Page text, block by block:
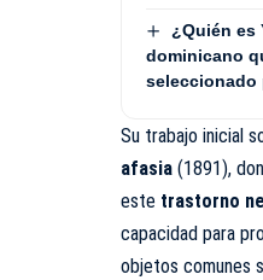
¿Quién es
dominicano
seleccionado
Su trabajo inicial
afasia (1891),
este trastorno
capacidad para
objetos comunes